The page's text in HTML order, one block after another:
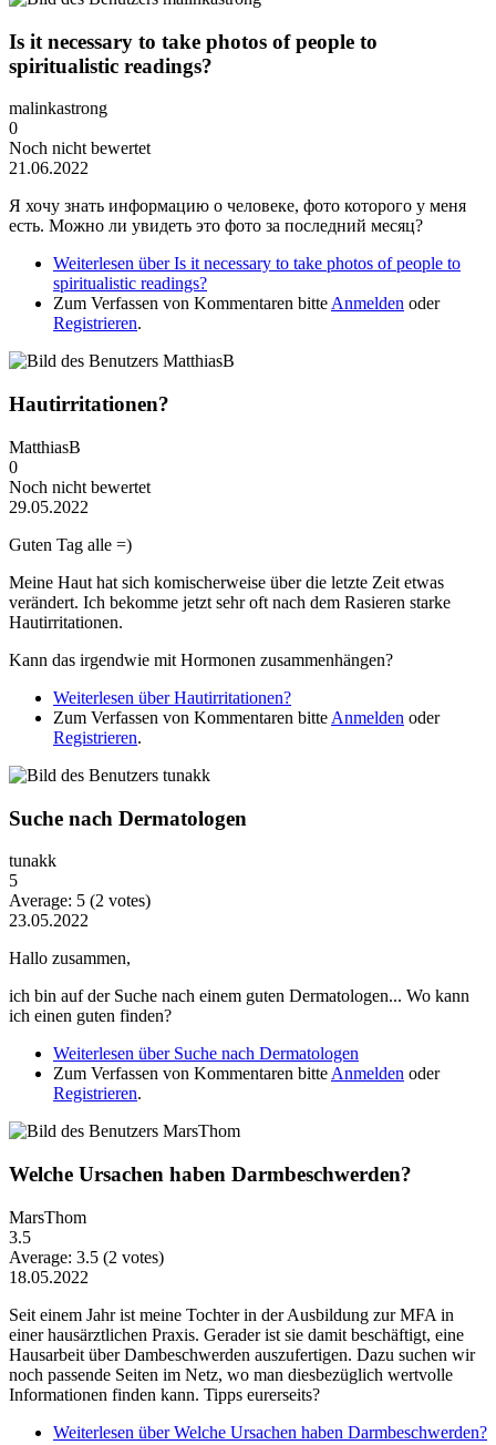
Is it necessary to take photos of people to
spiritualistic readings?
malinkastrong
0
Noch nicht bewertet
21.06.2022
Я хочу знать информацию о человеке, фото которого у меня
есть. Можно ли увидеть это фото за последний месяц?
Weiterlesen über Is it necessary to take photos of people to
spiritualistic readings?
Zum Verfassen von Kommentaren bitte Anmelden oder
Registrieren.
Hautirritationen?
MatthiasB
0
Noch nicht bewertet
29.05.2022
Guten Tag alle =)
Meine Haut hat sich komischerweise über die letzte Zeit etwas
verändert. Ich bekomme jetzt sehr oft nach dem Rasieren starke
Hautirritationen.
Kann das irgendwie mit Hormonen zusammenhängen?
Weiterlesen über Hautirritationen?
Zum Verfassen von Kommentaren bitte Anmelden oder
Registrieren.
Suche nach Dermatologen
tunakk
5
Average: 5 (2 votes)
23.05.2022
Hallo zusammen,
ich bin auf der Suche nach einem guten Dermatologen... Wo kann
ich einen guten finden?
Weiterlesen über Suche nach Dermatologen
Zum Verfassen von Kommentaren bitte Anmelden oder
Registrieren.
Welche Ursachen haben Darmbeschwerden?
MarsThom
3.5
Average: 3.5 (2 votes)
18.05.2022
Seit einem Jahr ist meine Tochter in der Ausbildung zur MFA in
einer hausärztlichen Praxis. Gerader ist sie damit beschäftigt, eine
Hausarbeit über Dambeschwerden auszufertigen. Dazu suchen wir
noch passende Seiten im Netz, wo man diesbezüglich wertvolle
Informationen finden kann. Tipps eurerseits?
Weiterlesen über Welche Ursachen haben Darmbeschwerden?